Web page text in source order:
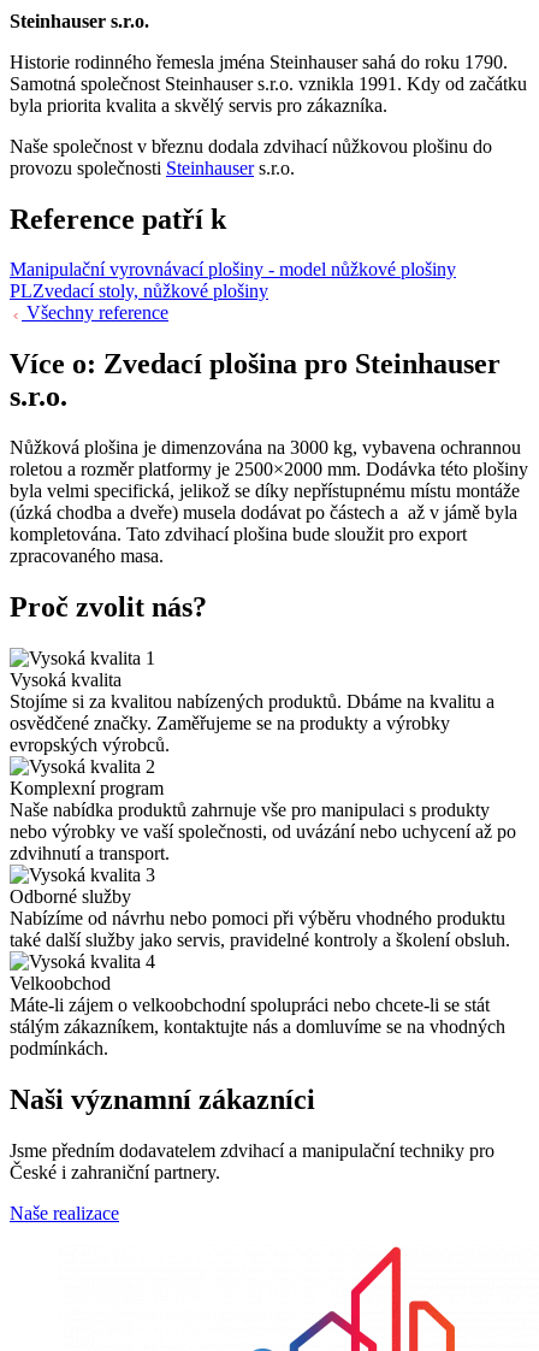
Steinhauser s.r.o.
Historie rodinného řemesla jména Steinhauser sahá do roku 1790.
Samotná společnost Steinhauser s.r.o. vznikla 1991. Kdy od začátku
byla priorita kvalita a skvělý servis pro zákazníka.
Naše společnost v březnu dodala zdvihací nůžkovou plošinu do
provozu společnosti Steinhausers.r.o.
Reference patří k
Manipulační vyrovnávací plošiny - model nůžkové plošiny
PLZvedací stoly, nůžkové plošiny
Všechny reference
Více o: Zvedací plošina pro Steinhauser
s.r.o.
Nůžková plošina je dimenzována na 3000 kg, vybavena ochrannou
roletou a rozměr platformy je 2500×2000 mm. Dodávka této plošiny
byla velmi specifická, jelikož se díky nepřístupnému místu montáže
(úzká chodba a dveře) musela dodávat po částech a až v jámě byla
kompletována. Tato zdvihací plošina bude sloužit pro export
zpracovaného masa.
Proč zvolit nás?
1
Vysoká kvalita
Stojíme si za kvalitou nabízených produktů. Dbáme na kvalitu a
osvědčené značky. Zaměřujeme se na produkty a výrobky
evropských výrobců.
2
Komplexní program
Naše nabídka produktů zahrnuje vše pro manipulaci s produkty
nebo výrobky ve vaší společnosti, od uvázání nebo uchycení až po
zdvihnutí a transport.
3
Odborné služby
Nabízíme od návrhu nebo pomoci při výběru vhodného produktu
také další služby jako servis, pravidelné kontroly a školení obsluh.
4
Velkoobchod
Máte-li zájem o velkoobchodní spolupráci nebo chcete-li se stát
stálým zákazníkem, kontaktujte nás a domluvíme se na vhodných
podmínkách.
Naši významní zákazníci
Jsme předním dodavatelem zdvihací a manipulační techniky pro
České i zahraniční partnery.
Naše realizace